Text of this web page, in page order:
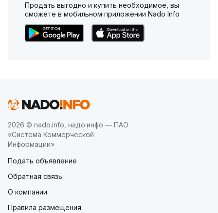
Продать выгодно и купить необходимое, вы
сможете в мобильном приложении Nado Info
2026 © nado.info, надо.инфо — ПАО
«Система Коммерческой
Информации»
Подать объявление
Обратная связь
О компании
Правила размещения